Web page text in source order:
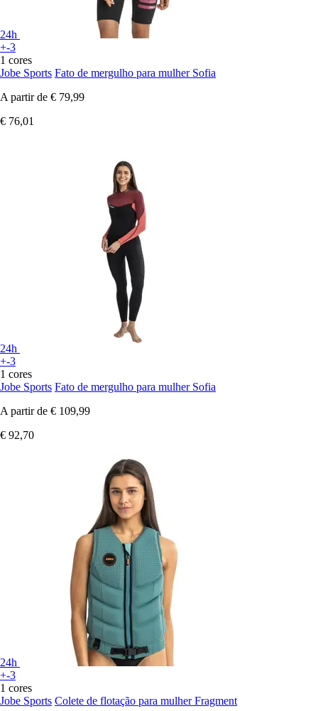
24h
+-3
1 cores
Jobe Sports Fato de mergulho para mulher Sofia
A partir de € 79,99
€ 76,01
24h
+-3
1 cores
Jobe Sports Fato de mergulho para mulher Sofia
A partir de € 109,99
€ 92,70
24h
+-3
1 cores
Jobe Sports Colete de flotação para mulher Fragment